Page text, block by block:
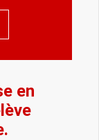
en